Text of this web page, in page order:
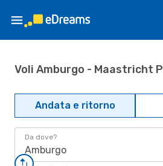
Voli Amburgo - Maastricht
Andata e ritorno
Da dove?
Amburgo